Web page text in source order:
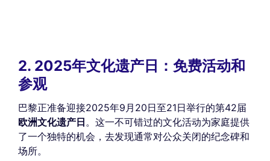
2. 2025年文化遗产日：免费活动和
参观
巴黎正准备迎接2025年9月20日至21日举行的第42届
欧洲文化遗产日 。这一不可错过的文化活动为家庭提供
了一个独特的机会，去发现通常对公众关闭的纪念碑和
场所。